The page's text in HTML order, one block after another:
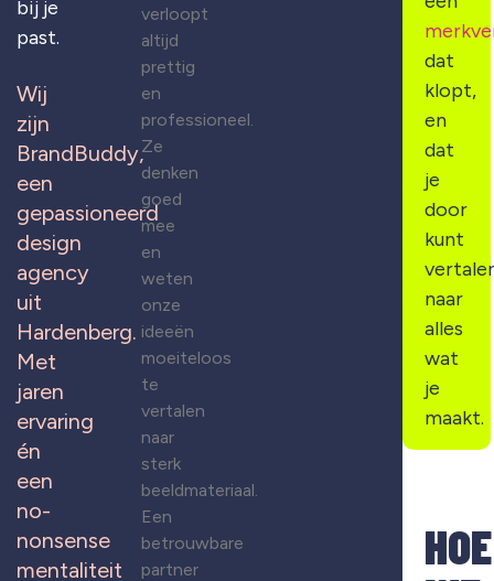
bij je
past.
Wij
zijn
BrandBuddy,
een
gepassioneerd
design
agency
uit
Hardenberg.
Met
jaren
ervaring
én
een
no-
nonsense
mentaliteit
verloopt
altijd
prettig
en
professioneel.
Ze
denken
goed
mee
en
weten
onze
ideeën
moeiteloos
te
vertalen
naar
sterk
beeldmateriaal.
Een
betrouwbare
partner
HOE
dat
klopt,
en
dat
je
door
kunt
naar
alles
wat
je
maakt.